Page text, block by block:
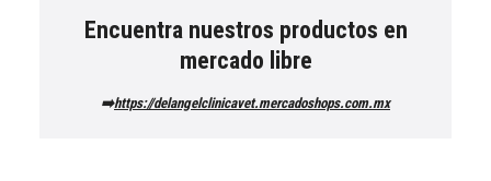
Encuentra nuestros productos en
mercado libre
➡️https://delangelclinicavet.mercadoshops.com.mx